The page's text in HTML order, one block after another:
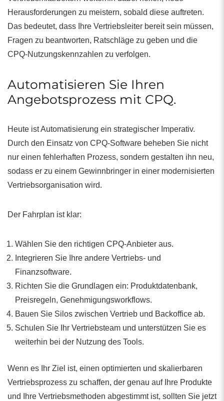
Herausforderungen zu meistern, sobald diese auftreten.
Das bedeutet, dass Ihre Vertriebsleiter bereit sein müssen,
Fragen zu beantworten, Ratschläge zu geben und die
CPQ-Nutzungskennzahlen zu verfolgen.
Automatisieren Sie Ihren
Angebotsprozess mit CPQ.
Heute ist Automatisierung ein strategischer Imperativ.
Durch den Einsatz von CPQ-Software beheben Sie nicht
nur einen fehlerhaften Prozess, sondern gestalten ihn neu,
sodass er zu einem Gewinnbringer in einer modernisierten
Vertriebsorganisation wird.
Der Fahrplan ist klar:
Wählen Sie den richtigen CPQ-Anbieter aus.
Integrieren Sie Ihre andere Vertriebs- und
Finanzsoftware.
Richten Sie die Grundlagen ein: Produktdatenbank,
Preisregeln, Genehmigungsworkflows.
Bauen Sie Silos zwischen Vertrieb und Backoffice ab.
Schulen Sie Ihr Vertriebsteam und unterstützen Sie es
weiterhin bei der Nutzung des Tools.
Wenn es Ihr Ziel ist, einen optimierten und skalierbaren
Vertriebsprozess zu schaffen, der genau auf Ihre Produkte
und Ihre Vertriebsmethoden abgestimmt ist, sollten Sie jetzt